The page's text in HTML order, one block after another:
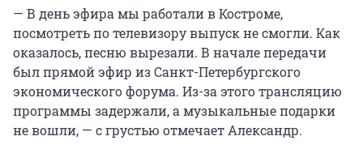
— В день эфира мы работали в Костроме,
посмотреть по телевизору выпуск не смогли. Как
оказалось, песню вырезали. В начале передачи
был прямой эфир из Санкт-Петербургского
экономического форума. Из-за этого трансляцию
программы задержали, а музыкальные подарки
не вошли, — с грустью отмечает Александр.